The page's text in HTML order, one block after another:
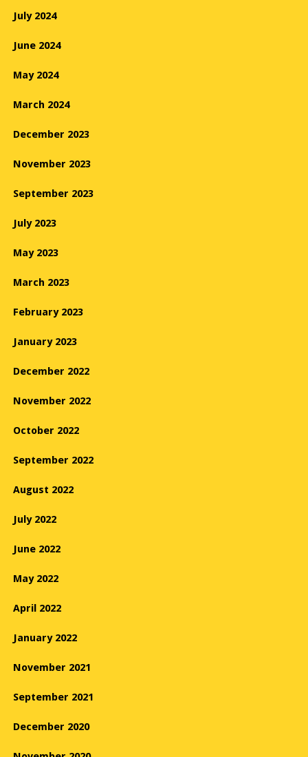
July 2024
June 2024
May 2024
March 2024
December 2023
November 2023
September 2023
July 2023
May 2023
March 2023
February 2023
January 2023
December 2022
November 2022
October 2022
September 2022
August 2022
July 2022
June 2022
May 2022
April 2022
January 2022
November 2021
September 2021
December 2020